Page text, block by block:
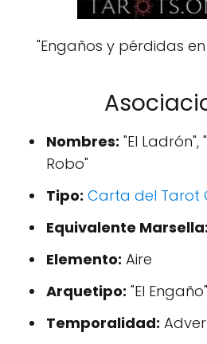
"Engaños y pérdidas
Nombres: "El Ladrón",
Robo"
Tipo: Carta del Tarot
Equivalente Marsella:
Elemento: Aire
Arquetipo: "El
Temporalidad: